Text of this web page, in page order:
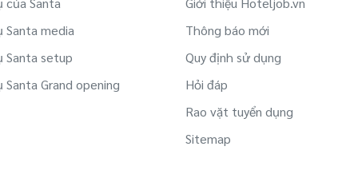
Santa media
Santa setup
Santa Grand opening
Thông báo mới
Quy định sử dụng
Hỏi đáp
Rao vặt tuyển dụng
Sitemap